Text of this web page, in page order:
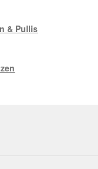
& Pullis